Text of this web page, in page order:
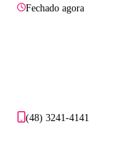
Fechado agora
(48) 3241-4141